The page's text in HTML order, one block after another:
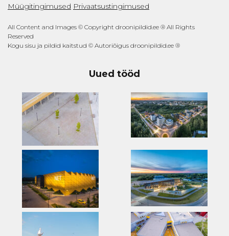
Müügitingimused Privaatsustingimused
All Content and Images © Copyright droonipildid.ee ® All Rights
Reserved
Kogu sisu ja pildid kaitstud © Autoriõigus droonipildid.ee ®
Uued tööd